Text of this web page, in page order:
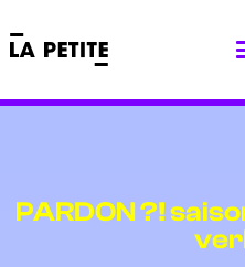
PARDON ?!